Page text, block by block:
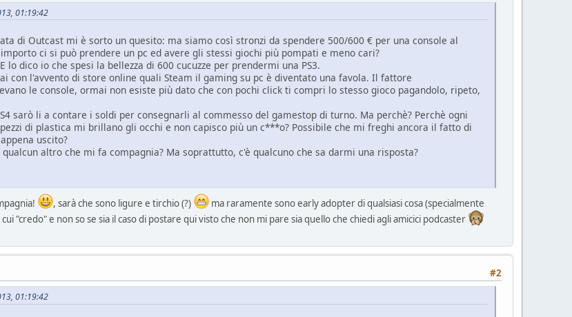
01:19:42
di Outcast mi è sorto un quesito: ma siamo così stronzi da spendere 500/600 € per una console al
ci si può prendere un pc ed avere gli stessi giochi più pompati e meno cari?
lo dico io che spesi la bellezza di 600 cucuzze per prendermi una PS3.
con l'avvento di store online quali Steam il gaming su pc è diventato una favola. Il fattore
le console, ormai non esiste più dato che con pochi click ti compri lo stesso gioco pagandolo, ripeto,
sarò li a contare i soldi per consegnarli al commesso del gamestop di turno. Ma perchè? Perchè ogni
di plastica mi brillano gli occhi e non capisco più un c***o? Possibile che mi freghi ancora il fatto di
uscito?
altro che mi fa compagnia? Ma soprattutto, c'è qualcuno che sa darmi una risposta?
, sarà che sono ligure e tirchio (?)
ma raramente sono early adopter di qualsiasi cosa (specialmente
"credo" e non so se sia il caso di postare qui visto che non mi pare sia quello che chiedi agli amicici podcaster
#2
01:19:42